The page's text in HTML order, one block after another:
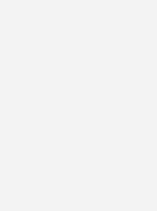
es deutlich besser: die Digitalisierung
Bereiche von Handwerksunternehmen
zum Steuerberater, der
alle Beteiligten Mitarbeiter, etwa per
oder digital unterstützte
Betriebe effizienter und reduzieren
Der SBZ-Fokus zeigt Ansätze auf und
vor, die beispielhaft